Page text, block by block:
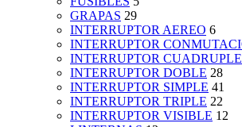
GRAPAS 29
INTERRUPTOR AEREO 6
INTERRUPTOR
INTERRUPTOR CUADRUPLE
INTERRUPTOR DOBLE 28
INTERRUPTOR SIMPLE 41
INTERRUPTOR TRIPLE 22
INTERRUPTOR VISIBLE 12